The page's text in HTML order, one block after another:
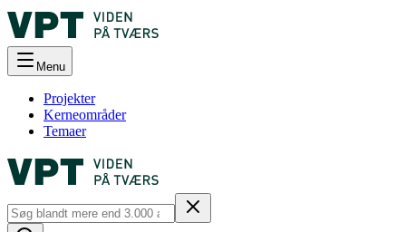
Menu
Projekter
Kerneområder
Temaer